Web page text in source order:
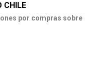
CHILE
por compras sobre